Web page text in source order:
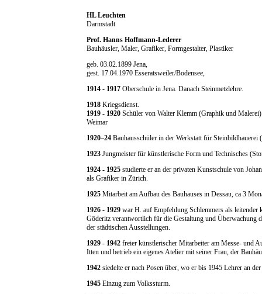
HL Leuchten
Darmstadt
Prof. Hanns Hoffmann-Lederer
Bauhäusler, Maler, Grafiker, Formgestalter, Plastiker
geb. 03.02.1899 Jena,
gest. 17.04.1970 Esseratsweiler/Bodensee,
1914 - 1917 Oberschule in Jena. Danach Steinmetzlehre.
1918 Kriegsdienst.
1919 - 1920 Schüler von Walter Klemm (Graphik und
Weimar
1920–24 Bauhausschüler in der Werkstatt für
1923 Jungmeister für künstlerische Form und Technisches
1924 - 1925 studierte er an der privaten Kunstschule von
als Grafiker in Zürich.
1925 Mitarbeit am Aufbau des Bauhauses in Dessau, ca 3
1926 - 1929 war H. auf Empfehlung Schlemmers als leitender
Göderitz verantwortlich für die Gestaltung und Überwachung
der städtischen Ausstellungen.
1929 - 1942 freier künstlerischer Mitarbeiter am Messe- und
Itten und betrieb ein eigenes Atelier mit seiner Frau, der
1942 siedelte er nach Posen über, wo er bis 1945 Lehrer an
1945 Einzug zum Volkssturm.